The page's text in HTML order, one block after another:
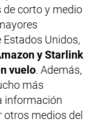
de corto y medio
Unidos,
y Starlink
vuelo. Además,
más
información
otros medios del